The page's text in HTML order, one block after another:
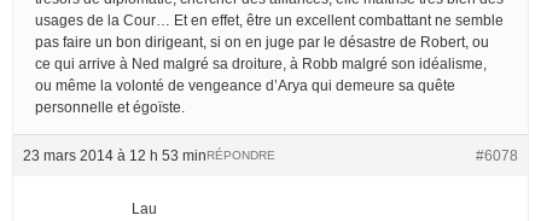
usages de la Cour… Et en effet, être un excellent combattant ne semble
pas faire un bon dirigeant, si on en juge par le désastre de Robert, ou
ce qui arrive à Ned malgré sa droiture, à Robb malgré son idéalisme,
ou même la volonté de vengeance d’Arya qui demeure sa quête
personnelle et égoïste.
23 mars 2014 à 12 h 53 min #6078
RÉPONDRE
Lau